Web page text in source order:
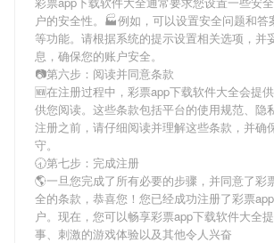
户的安全性。🏭例如，可以设置安全问题和答
等功能。请根据系统的提示设置相关选项，并
息，确保您的账户安全。
📷第六步：阅读并同意条款
🆕在注册过程中， 彩票app下载软件大全会提
供您阅读。这些条款包括平台的使用规范、隐
注册之前，请仔细阅读并理解这些条款，并确
守。
🕣第七步：完成注册
🌎一旦您完成了所有必要的步骤，并同意了彩
全的条款，恭喜您！您已经成功注册了彩票
户。现在，您可以畅享彩票app下载软件大全
事、刺激的游戏体验以及其他令人兴奋